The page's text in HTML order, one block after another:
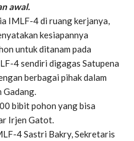
awal.
IMLF-4 di ruang kerjanya,
kesiapannya
untuk ditanam pada
4 sendiri digagas Satupena
berbagai pihak dalam
Gadang.
bibit pohon yang bisa
Irjen Gatot.
4 Sastri Bakry, Sekretaris